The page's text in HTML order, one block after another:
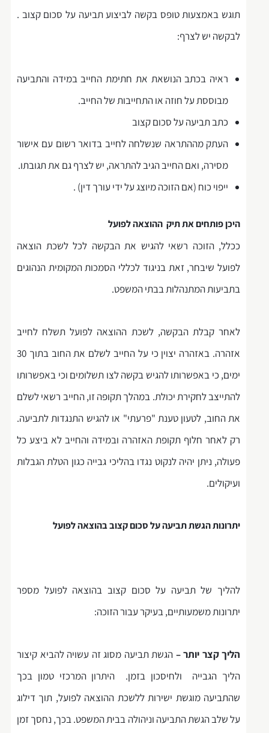
תוגש באמצעות טופס בקשה לביצוע תביעה על סכום קצוב .
לבקשה יש לצרף:
ראיה בכתב הנושאת את חתימת החייב במידה והתביעה
מבוססת על חוזה או התחייבות של החייב.
כתב תביעה על סכום קצוב
העתק מההתראה שנשלחה לחייב בדואר רשום עם אישור
מסירה, ואם החייב הגיב להתראה, יש לצרף גם את תגובתו.
ייפוי כוח (אם הזוכה מיוצג על ידי עורך דין) .
היכן פותחים את תיק ההוצאה לפועל
ככלל, הזוכה רשאי להגיש את הבקשה לכל לשכת הוצאה
לפועל שיבחר, זאת בניגוד לכללי הסמכות המקומית הנהוגים
בתביעות המתנהלות בבתי המשפט.
לאחר קבלת הבקשה, לשכת ההוצאה לפועל תשלח לחייב
אזהרה. באזהרה יצוין כי על החייב לשלם את החוב בתוך 30
ימים, כי באפשרותו להגיש בקשה לצו תשלומים וכי באפשרותו
להתייצב לחקירת יכולת. במהלך תקופה זו, החייב רשאי לשלם
את החוב, לטעון טענת "פרעתי" או להגיש התנגדות לתביעה.
רק לאחר חלוף תקופת האזהרה ובמידה והחייב לא ביצע כל
פעולה, ניתן יהיה לנקוט נגדו בהליכי גבייה כגון הטלת הגבלות
ועיקולים.
יתרונות הגשת תביעה על סכום קצוב בהוצאה לפועל
להליך של תביעה על סכום קצוב בהוצאה לפועל מספר
יתרונות משמעותיים, בעיקר עבור הזוכה:
הליך קצר יותר –הגשת תביעה מסוג זה עשויה להביא קיצור
הליך הגבייה ולחיסכון בזמן. היתרון המרכזי טמון בכך
שהתביעה מוגשת ישירות ללשכת ההוצאה לפועל, תוך דילוג
על שלב הגשת התביעה וניהולה בבית המשפט. בכך, נחסך זמן